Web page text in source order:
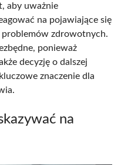
aby uważnie
na pojawiające się
zdrowotnych.
ponieważ
decyzję o dalszej
znaczenie dla
na